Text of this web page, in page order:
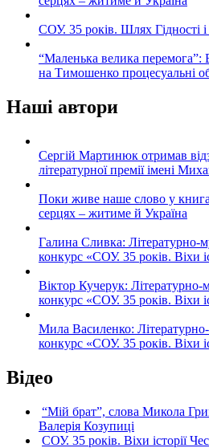
СОУ. 35 років. Шлях Гідності і
“Маленька велика перемога”:
на Тимошенко процесуальні
Наші автори
Сергій Мартинюк отримав
літературної премії імені
Поки живе наше слово у
серцях – житиме й Україна
Галина Сливка: Літературно-
конкурс «СОУ. 35 років. Віхи
Віктор Кучерук:
конкурс «СОУ. 35 років. Віхи
Мила Василенко:
конкурс «СОУ. 35 років. Віхи
Відео
“Мій брат”, слова Микола
Валерія Козупиці
СОУ. 35 років. Віхи історії